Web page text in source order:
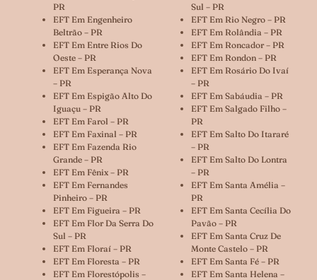
PR
EFT Em Engenheiro
Beltrão – PR
EFT Em Entre Rios Do
Oeste – PR
EFT Em Esperança Nova
– PR
EFT Em Espigão Alto Do
Iguaçu – PR
EFT Em Farol – PR
EFT Em Faxinal – PR
EFT Em Fazenda Rio
Grande – PR
EFT Em Fênix – PR
EFT Em Fernandes
Pinheiro – PR
EFT Em Figueira – PR
EFT Em Flor Da Serra Do
Sul – PR
EFT Em Floraí – PR
EFT Em Floresta – PR
EFT Em Florestópolis –
Sul – PR
EFT Em Rio Negro – PR
EFT Em Rolândia – PR
EFT Em Roncador – PR
EFT Em Rondon – PR
EFT Em Rosário Do Ivaí
– PR
EFT Em Sabáudia – PR
EFT Em Salgado Filho –
PR
EFT Em Salto Do Itararé
– PR
EFT Em Salto Do Lontra
– PR
EFT Em Santa Amélia –
PR
EFT Em Santa Cecília Do
Pavão – PR
EFT Em Santa Cruz De
Monte Castelo – PR
EFT Em Santa Fé – PR
EFT Em Santa Helena –